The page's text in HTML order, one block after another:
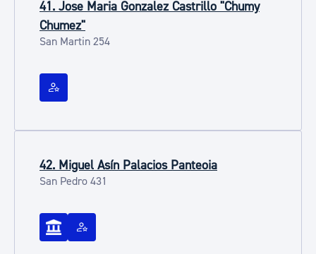
41. Jose Maria Gonzalez Castrillo "Chumy
Chumez"
San Martin 254
42. Miguel Asín Palacios Panteoia
San Pedro 431